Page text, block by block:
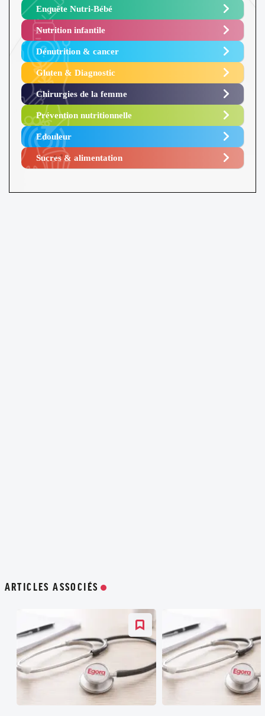
Enquête Nutri-Bébé ​
Nutrition infantile
Dénutrition & cancer
Gluten & Diagnostic
Chirurgies de la femme
Prévention nutritionnelle
Edouleur​
Sucres & alimentation​
ARTICLES ASSOCIÉS